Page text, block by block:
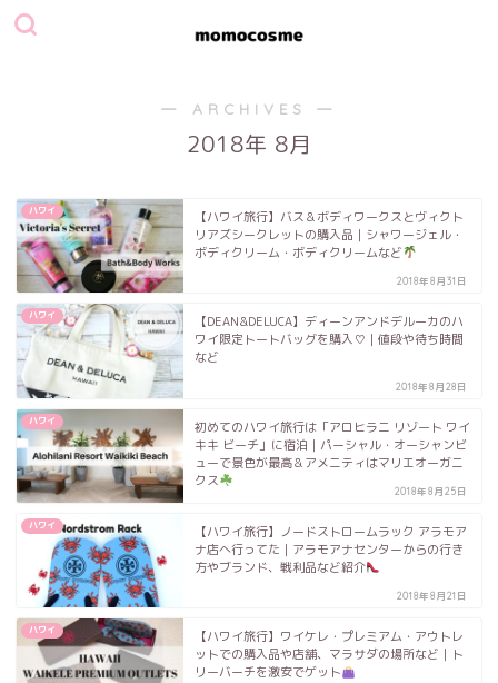
― ARCHIVES ―
2018年 8月
ハワイ
【ハワイ旅行】バス＆ボディワークスとヴィクト
リアズシークレットの購入品｜シャワージェル・
ボディクリーム・ボディクリームなど
2018年8月31日
ハワイ
【DEAN&DELUCA】ディーンアンドデルーカのハ
ワイ限定トートバッグを購入♡｜値段や待ち時間
など
2018年8月28日
ハワイ
初めてのハワイ旅行は「アロヒラニ リゾート ワイ
キキ ビーチ」に宿泊｜パーシャル・オーシャンビ
ューで景色が最高＆アメニティはマリエオーガニ
クス
2018年8月25日
ハワイ
【ハワイ旅行】ノードストロームラック アラモア
ナ店へ行ってた｜アラモアナセンターからの行き
方やブランド、戦利品など紹介
2018年8月21日
ハワイ
【ハワイ旅行】ワイケレ・プレミアム・アウトレ
ットでの購入品や店舗、マラサダの場所など｜ト
リーバーチを激安でゲット